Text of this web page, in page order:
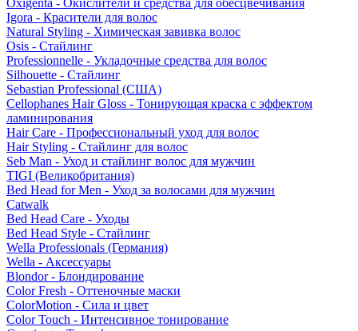
Oxigenta - Окислители и средства для обесцвечивания
Igora - Красители для волос
Natural Styling - Химическая завивка волос
Osis - Стайлинг
Professionnelle - Укладочные средства для волос
Silhouette - Стайлинг
Sebastian Professional (США)
Cellophanes Hair Gloss - Тонирующая краска с эффектом
ламинирования
Hair Care - Профессиональный уход для волос
Hair Styling - Стайлинг для волос
Seb Man - Уход и стайлинг волос для мужчин
TIGI (Великобритания)
Bed Head for Men - Уход за волосами для мужчин
Catwalk
Bed Head Care - Уходы
Bed Head Style - Стайлинг
Wella Professionals (Германия)
Wella - Аксессуары
Blondor - Блондирование
Color Fresh - Оттеночные маски
ColorMotion - Сила и цвет
Color Touch - Интенсивное тонирование